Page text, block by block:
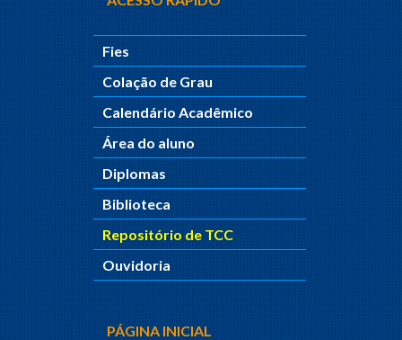
Fies
Colação de Grau
Calendário Acadêmico
Área do aluno
Diplomas
Biblioteca
Repositório de TCC
Ouvidoria
PÁGINA INICIAL